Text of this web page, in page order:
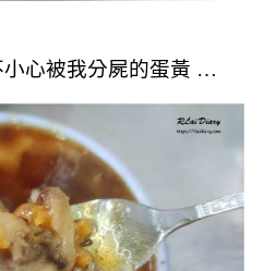
心被我分屍的蛋黃 …